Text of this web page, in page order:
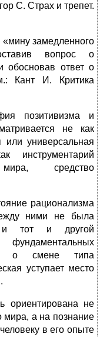
С. Страх и трепет.
замедленного
вопрос о
обосновав ответ о
Кант И. Критика
позитивизма и
не как
универсальная
инструментарий
средство
рационализма
ними не была
и тот и другой
о смене типа
уступает место
ориентирована не
мира, а на познание
в его опыте